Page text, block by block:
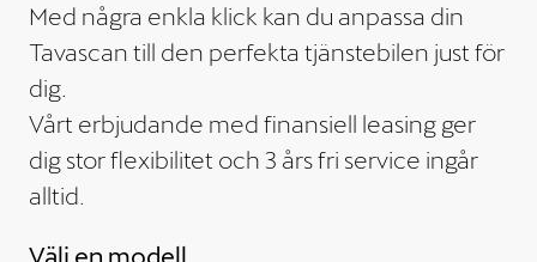
Med några enkla klick kan du anpassa din
Tavascan till den perfekta tjänstebilen just för
dig.
Vårt erbjudande med finansiell leasing ger
dig stor flexibilitet och 3 års fri service ingår
alltid.
Välj en modell